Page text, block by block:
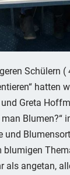
Schülern
hatten
Greta
Blumen?“
und
blumigen
als angetan,